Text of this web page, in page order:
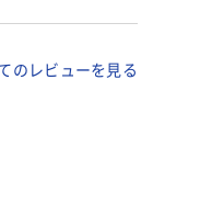
のレビューを見る